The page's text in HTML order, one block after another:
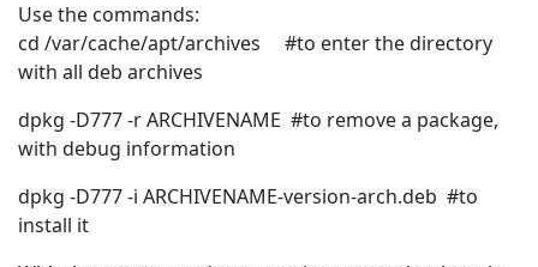
Use the commands:
cd /var/cache/apt/archives #to enter the directory
with all deb archives
dpkg -D777 -r ARCHIVENAME #to remove a package,
with debug information
dpkg -D777 -i ARCHIVENAME-version-arch.deb #to
install it